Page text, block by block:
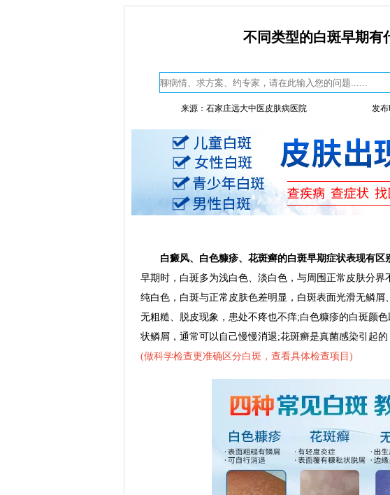
不同类型的白斑早期有
来源：石家庄远大中医皮肤病医院 发布
白癜风、白色糠疹、花斑癣的白斑早期症状表现有区
早期时，白斑多为浅白色、淡白色，与周围正常皮肤分界
纯白色，白斑与正常皮肤色差明显，白斑表面光滑无鳞屑
无粗糙、脱皮现象，患处不疼也不痒;白色糠疹的白斑颜
状鳞屑，通常可以自己慢慢消退;花斑癣是真菌感染引起
(做科学检查更准确区分白斑，查看具体检查项目 )